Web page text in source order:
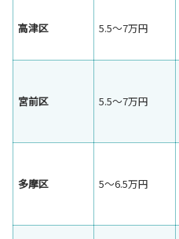
高津区 5.5〜7万円
宮前区 5.5〜7万円
多摩区 5〜6.5万円